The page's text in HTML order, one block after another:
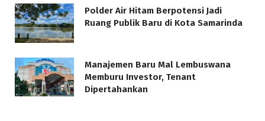
Polder Air Hitam Berpotensi Jadi
Ruang Publik Baru di Kota Samarinda
Manajemen Baru Mal Lembuswana
Memburu Investor, Tenant
Dipertahankan